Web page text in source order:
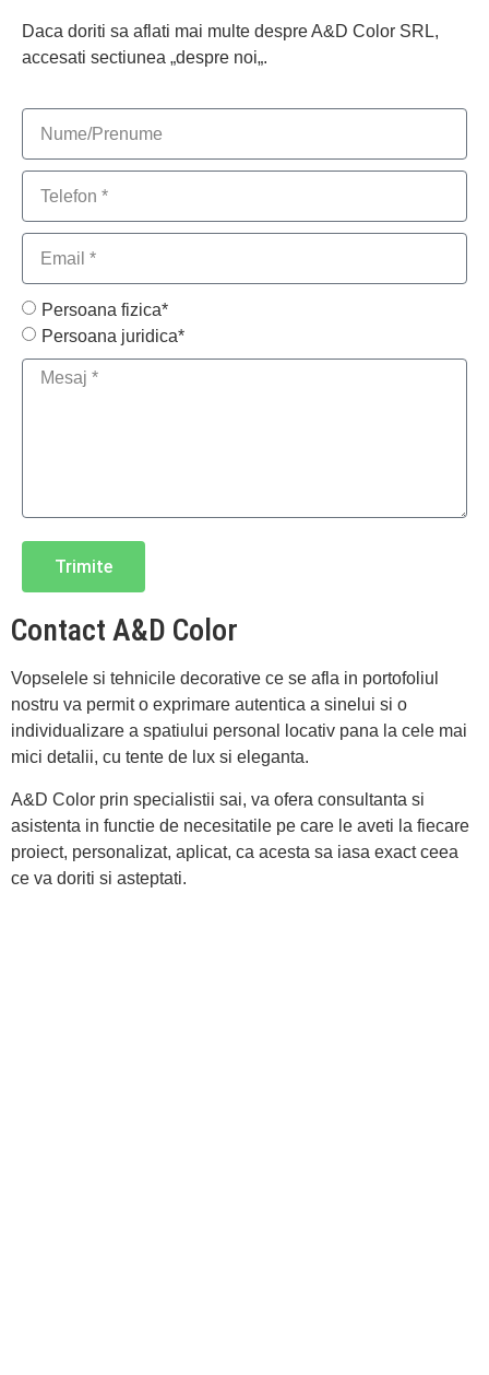
Daca doriti sa aflati mai multe despre A&D Color SRL,
accesati sectiunea „despre noi„.
Persoana fizica*
Persoana juridica*
Trimite
Contact A&D Color
Vopselele si tehnicile decorative ce se afla in portofoliul
nostru va permit o exprimare autentica a sinelui si o
individualizare a spatiului personal locativ pana la cele mai
mici detalii, cu tente de lux si eleganta.
A&D Color prin specialistii sai, va ofera consultanta si
asistenta in functie de necesitatile pe care le aveti la fiecare
proiect, personalizat, aplicat, ca acesta sa iasa exact ceea
ce va doriti si asteptati.